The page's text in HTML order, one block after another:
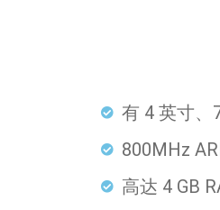
有 4 英寸、
800MHz
高达 4 GB